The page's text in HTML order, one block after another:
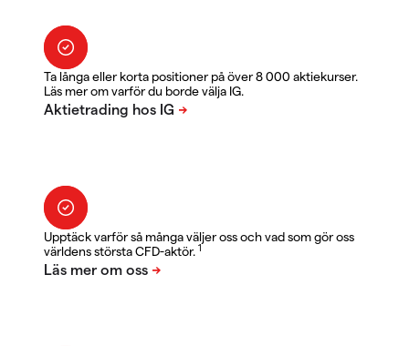
Ta långa eller korta positioner på över 8 000 aktiekurser.
Läs mer om varför du borde välja IG.
Upptäck varför så många väljer oss och vad som gör oss
världens största CFD-aktör. 1